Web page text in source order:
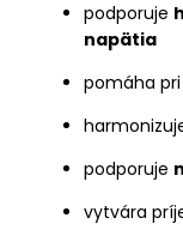
podporuje
napätia
pomáha pri
podporuje
vytvára